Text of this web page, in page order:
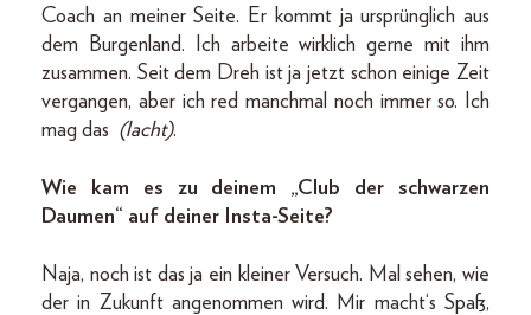
Coach an meiner Seite. Er kommt ja ursprünglich aus
dem Burgenland. Ich arbeite wirklich gerne mit ihm
zusammen. Seit dem Dreh ist ja jetzt schon einige Zeit
vergangen, aber ich red manchmal noch immer so. Ich
mag das (lacht).
Wie kam es zu deinem „Club der schwarzen
Daumen“ auf deiner Insta-Seite?
Naja, noch ist das ja ein kleiner Versuch. Mal sehen, wie
der in Zukunft angenommen wird. Mir macht‘s Spaß,